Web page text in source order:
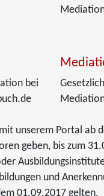
bei
unserem Portal ab
geben, bis zum
und
01.09.2017 gelten.